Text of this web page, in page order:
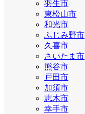
羽生市
東松山市
和光市
ふじみ野市
久喜市
さいたま市
熊谷市
戸田市
加須市
志木市
幸手市